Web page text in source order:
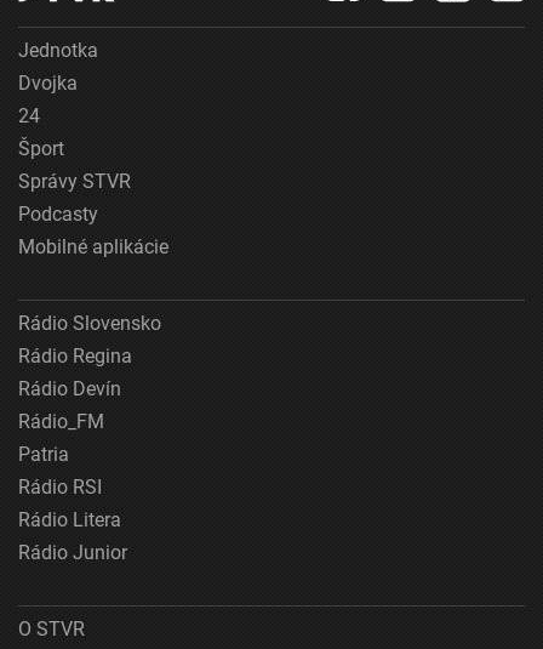
Jednotka
Dvojka
24
Šport
Správy STVR
Podcasty
Mobilné aplikácie
Rádio Slovensko
Rádio Regina
Rádio Devín
Rádio_FM
Patria
Rádio RSI
Rádio Litera
Rádio Junior
O STVR